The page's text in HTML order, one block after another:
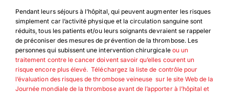
Pendant leurs séjours à l’hôpital, qui peuvent augmenter les risques
simplement car l’activité physique et la circulation sanguine sont
réduits, tous les patients et/ou leurs soignants devraient se rappeler
de préconiser des mesures de prévention de la thrombose. Les
personnes qui subissent une intervention chirurgicale ou un
traitement contre le cancer doivent savoir qu’elles courent un
risque encore plus élevé. Téléchargez la liste de contrôle pour
l’évaluation des risques de thrombose veineuse sur le site Web de la
Journée mondiale de la thrombose avant de l’apporter à l’hôpital et